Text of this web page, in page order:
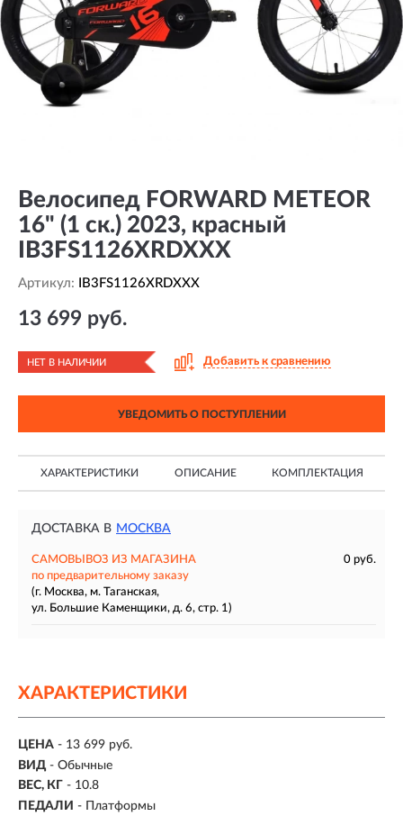
Велосипед FORWARD METEOR
16" (1 ск.) 2023, красный
IB3FS1126XRDXXX
Артикул: IB3FS1126XRDXXX
13 699 руб.
НЕТ В НАЛИЧИИ Добавить к сравнению
УВЕДОМИТЬ О ПОСТУПЛЕНИИ
ХАРАКТЕРИСТИКИ ОПИСАНИЕ КОМПЛЕКТАЦИЯ
ДОСТАВКА В МОСКВА
САМОВЫВОЗ ИЗ МАГАЗИНА
0 руб.
по предварительному заказу
(г. Москва, м. Таганская,
ул. Большие Каменщики, д. 6, стр. 1)
ХАРАКТЕРИСТИКИ
ЦЕНА - 13 699 руб.
ВИД - Обычные
ВЕС, КГ - 10.8
ПЕДАЛИ - Платформы